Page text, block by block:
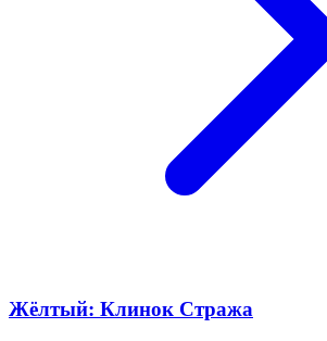
Жёлтый: Клинок Стража